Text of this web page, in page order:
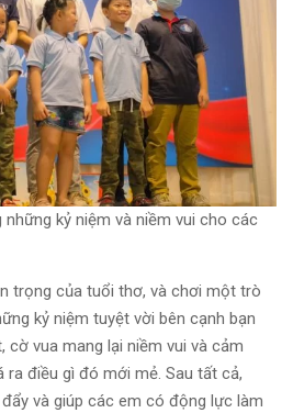
kỷ niệm và niềm vui cho các
trọng của tuổi thơ, và chơi một trò
kỷ niệm tuyệt vời bên cạnh bạn
cờ vua mang lại niềm vui và cảm
ra điều gì đó mới mẻ. Sau tất cả,
và giúp các em có động lực làm